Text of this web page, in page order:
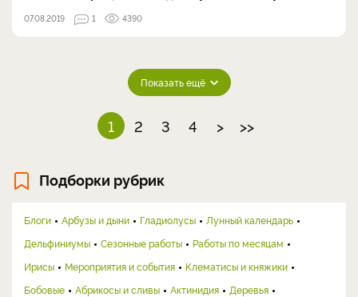
07.08.2019 1 4390
Показать ещё
1 2 3 4 > >>
Подборки рубрик
Блоги Арбузы и дыни Гладиолусы
Лунный календарь
Дельфиниумы
Сезонные работы
Работы по месяцам
Ирисы
Мероприятия и события
Клематисы и княжики
Бобовые
Абрикосы и сливы Актинидия
Деревья